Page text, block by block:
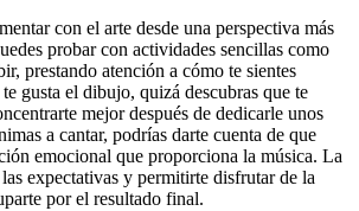
con el arte desde una perspectiva más
probar con actividades sencillas como
prestando atención a cómo te sientes
gusta el dibujo, quizá descubras que te
mejor después de dedicarle unos
a cantar, podrías darte cuenta de que
emocional que proporciona la música. La
expectativas y permitirte disfrutar de la
por el resultado final.